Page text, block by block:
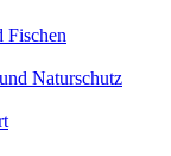
Fischen
Naturschutz